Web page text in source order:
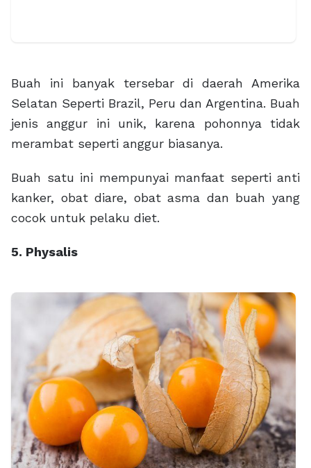
Buah ini banyak tersebar di daerah Amerika
Selatan Seperti Brazil, Peru dan Argentina. Buah
jenis anggur ini unik, karena pohonnya tidak
merambat seperti anggur biasanya.
Buah satu ini mempunyai manfaat seperti anti
kanker, obat diare, obat asma dan buah yang
cocok untuk pelaku diet.
5. Physalis